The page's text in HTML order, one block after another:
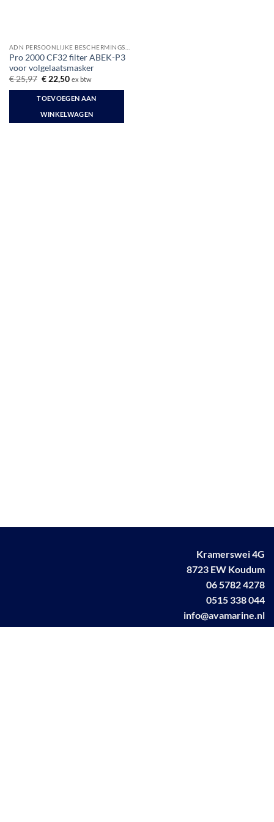
Pro 2000 CF32 filter ABEK-P3
voor volgelaatsmasker
€25,97 Oorspronkelijke
was:
€ 25,97.
€22,50Huidige
is:
€ 22,50.
ex btw
TOEVOEGEN AAN
WINKELWAGEN
Kramerswei 4G
8723 EW Koudum
06 5782 4278
0515 338 044
info@avamarine.nl